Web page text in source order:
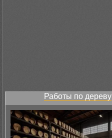
Работы по дереву